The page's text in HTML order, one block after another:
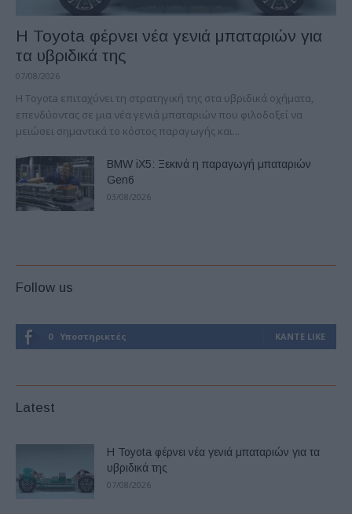
Η Toyota φέρνει νέα γενιά μπαταριών για
τα υβριδικά της
07/08/2026
Η Toyota επιταχύνει τη στρατηγική της στα υβριδικά οχήματα,
επενδύοντας σε μια νέα γενιά μπαταριών που φιλοδοξεί να
μειώσει σημαντικά το κόστος παραγωγής και...
BMW iX5: Ξεκινά η παραγωγή μπαταριών
Gen6
03/08/2026
Follow us
0 Υποστηρικτές ΚΆΝΤΕ LIKE
Latest
Η Toyota φέρνει νέα γενιά μπαταριών για τα
υβριδικά της
07/08/2026